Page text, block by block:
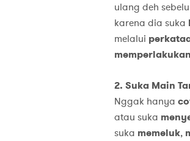
ulang deh
karena dia suka
melalui
2. Suka Main
Nggak hanya
atau suka
suka memeluk,